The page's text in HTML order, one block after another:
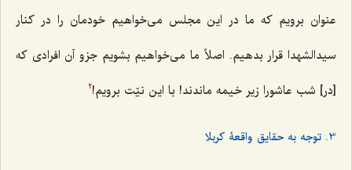
عنوان برويم كه ما در اين مجلس مى‌خواهيم خودمان را در كنار
سيدالشهدا قرار بدهيم. اصلاً ما مى‌خواهيم بشويم جزو آن افرادى كه
[در] شب عاشورا زير خيمه ماندند! با اين نيّت برويم!2
3. توجه به حقایق واقعۀ کربلا